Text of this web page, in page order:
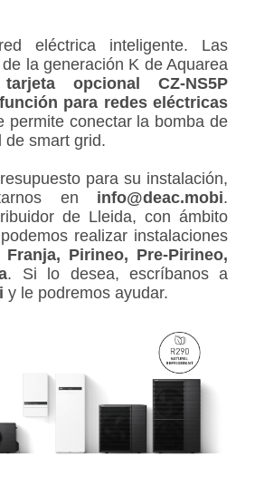
eléctrica inteligente. Las
la generación K de Aquarea
opcional CZ-NS5P
para redes eléctricas
permite conectar la bomba de
de smart grid.
para su instalación,
en info@deac.mobi.
de Lleida, con ámbito
realizar instalaciones
Pirineo, Pre-Pirineo,
. Si lo desea, escríbanos a
y le podremos ayudar.